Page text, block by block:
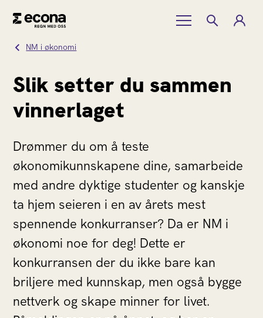
NM i økonomi
Slik setter du sammen
vinnerlaget
Drømmer du om å teste
økonomikunnskapene dine, samarbeide
med andre dyktige studenter og kanskje
ta hjem seieren i en av årets mest
spennende konkurranser? Da er NM i
økonomi noe for deg! Dette er
konkurransen der du ikke bare kan
briljere med kunnskap, men også bygge
nettverk og skape minner for livet.